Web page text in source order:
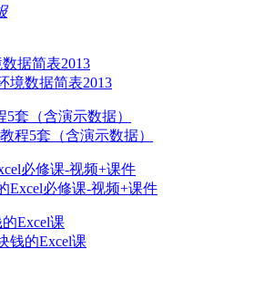
境数据简表2013
程5套（含演示数据）
Excel必修课-视频+课件
钱的Excel课